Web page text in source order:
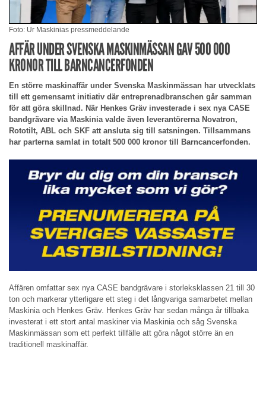
Foto: Ur Maskinias pressmeddelande
AFFÄR UNDER SVENSKA MASKINMÄSSAN GAV 500 000
KRONOR TILL BARNCANCERFONDEN
En större maskinaffär under Svenska Maskinmässan har utvecklats
till ett gemensamt initiativ där entreprenadbranschen går samman
för att göra skillnad. När Henkes Gräv investerade i sex nya CASE
bandgrävare via Maskinia valde även leverantörerna Novatron,
Rototilt, ABL och SKF att ansluta sig till satsningen. Tillsammans
har parterna samlat in totalt 500 000 kronor till Barncancerfonden.
Affären omfattar sex nya CASE bandgrävare i storleksklassen 21 till 30
ton och markerar ytterligare ett steg i det långvariga samarbetet mellan
Maskinia och Henkes Gräv. Henkes Gräv har sedan många år tillbaka
investerat i ett stort antal maskiner via Maskinia och såg Svenska
Maskinmässan som ett perfekt tillfälle att göra något större än en
traditionell maskinaffär.